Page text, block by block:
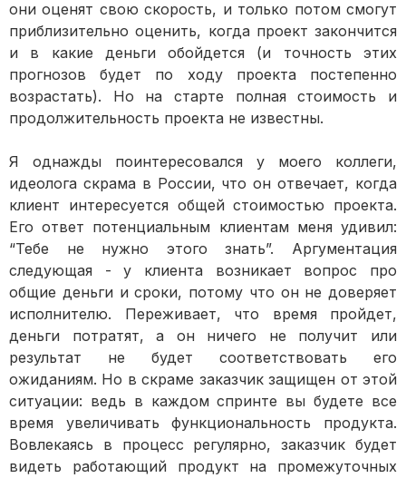
они оценят свою скорость, и только потом смогут
приблизительно оценить, когда проект закончится
и в какие деньги обойдется (и точность этих
прогнозов будет по ходу проекта постепенно
возрастать). Но на старте полная стоимость и
продолжительность проекта не известны.
Я однажды поинтересовался у моего коллеги,
идеолога скрама в России, что он отвечает, когда
клиент интересуется общей стоимостью проекта.
Его ответ потенциальным клиентам меня удивил:
“Тебе не нужно этого знать”. Аргументация
следующая - у клиента возникает вопрос про
общие деньги и сроки, потому что он не доверяет
исполнителю. Переживает, что время пройдет,
деньги потратят, а он ничего не получит или
результат не будет соответствовать его
ожиданиям. Но в скраме заказчик защищен от этой
ситуации: ведь в каждом спринте вы будете все
время увеличивать функциональность продукта.
Вовлекаясь в процесс регулярно, заказчик будет
видеть работающий продукт на промежуточных